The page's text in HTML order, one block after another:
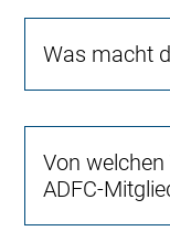
Was macht
Von
ADFC-